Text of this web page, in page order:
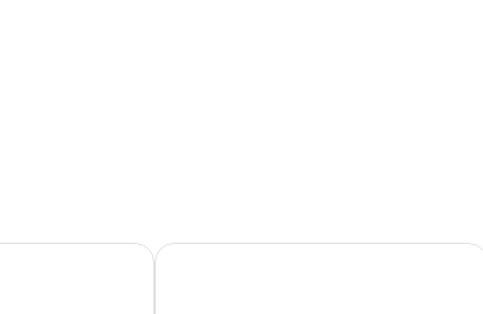
Black Boy Inn